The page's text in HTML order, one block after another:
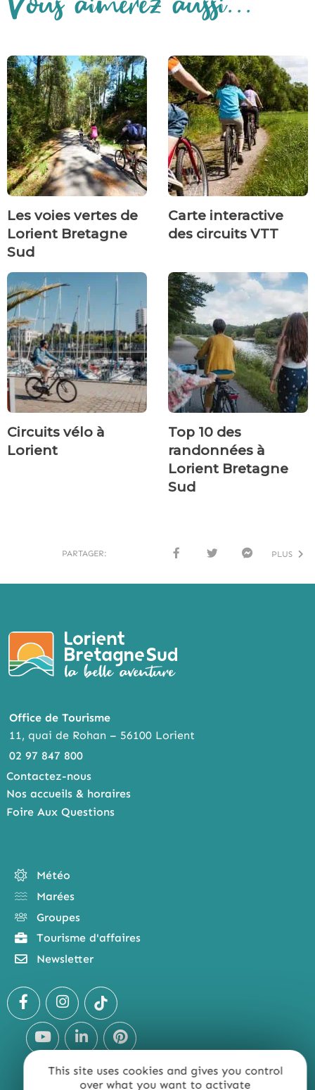
This site uses cookies and gives you control
over what you want to activate
Les voies vertes de
Lorient Bretagne
Sud
Carte interactive
des circuits VTT
Circuits vélo à
Lorient
Top 10 des
randonnées à
Lorient Bretagne
Sud
PARTAGER:
BOO
TTER
ENG
PLUS
Office de Tourisme
11, quai de Rohan – 56100 Lorient
02 97 847 800
Contactez-nous
Nos accueils & horaires
Foire Aux Questions
Météo
Marées
Groupes
Tourisme d'affaires
Newsletter